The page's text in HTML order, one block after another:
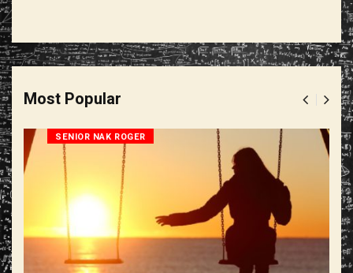
Most Popular
SENIOR NAK ROGER